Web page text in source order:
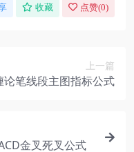
收藏 点赞(0)
上一篇
论笔线段主图指标公式
金叉死叉公式